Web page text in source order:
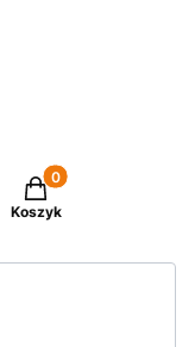
Produkty w
Koszyk